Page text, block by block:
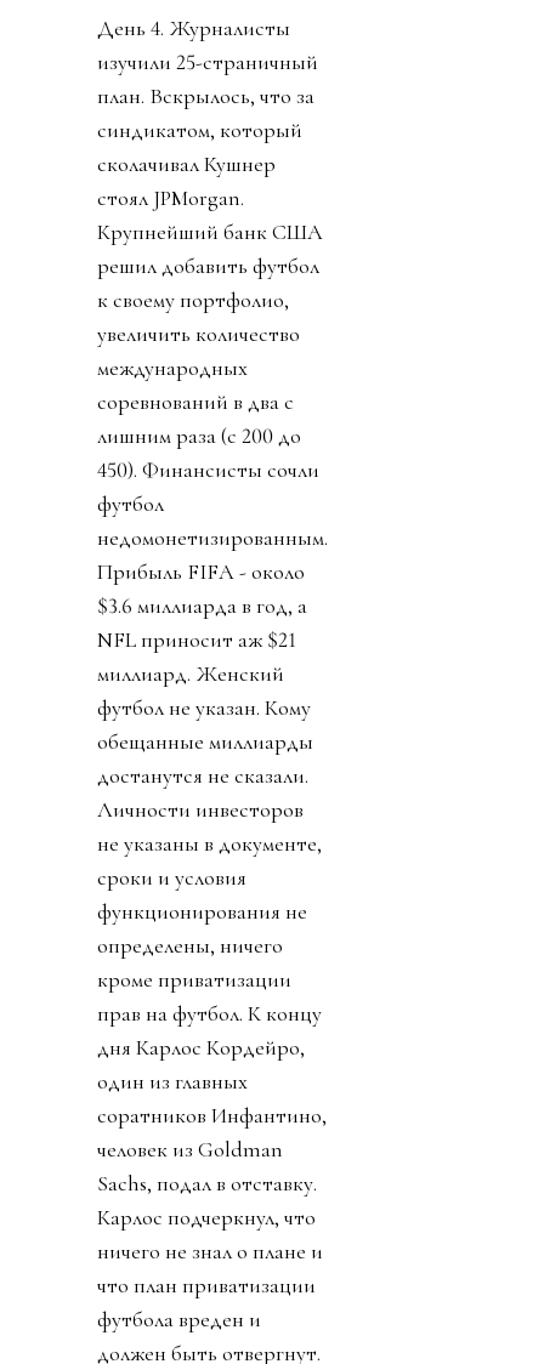
День 4. Журналисты
изучили 25-страничный
план. Вскрылось, что за
синдикатом, который
сколачивал Кушнер
стоял JPMorgan.
Крупнейший банк США
решил добавить футбол
к своему портфолио,
увеличить количество
международных
соревнований в два с
лишним раза (с 200 до
450). Финансисты сочли
футбол
недомонетизированным.
Прибыль FIFA - около
$3.6 миллиарда в год, а
NFL приносит аж $21
миллиард. Женский
футбол не указан. Кому
обещанные миллиарды
достанутся не сказали.
Личности инвесторов
не указаны в документе,
сроки и условия
функционирования не
определены, ничего
кроме приватизации
прав на футбол. К концу
дня Карлос Кордейро,
один из главных
соратников Инфантино,
человек из Goldman
Sachs, подал в отставку.
Карлос подчеркнул, что
ничего не знал о плане и
что план приватизации
футбола вреден и
должен быть отвергнут.